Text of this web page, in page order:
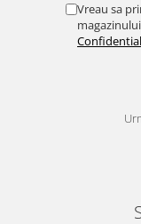
Vreau sa